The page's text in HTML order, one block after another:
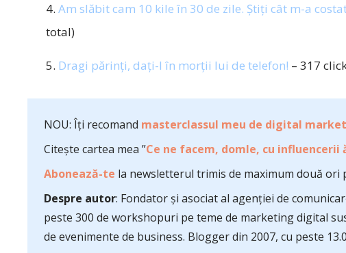
4. Am slăbit cam 10 kile în 30 de zile. Știți cât m-a
total)
5. Dragi părinți, dați-l în morții lui de telefon! – 317
NOU: Îți recomand masterclassul meu de digital
Citește cartea mea ”Ce ne facem, domle, cu influencerii
Abonează-te la newsletterul trimis de maximum două ori
Despre autor: Fondator și asociat al agenției de
peste 300 de workshopuri pe teme de marketing digital
de evenimente de business. Blogger din 2007, cu peste